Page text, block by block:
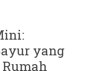
yang